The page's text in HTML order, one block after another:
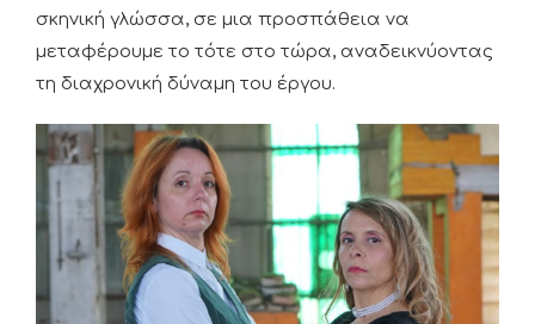
σκηνική γλώσσα, σε μια προσπάθεια να
μεταφέρουμε το τότε στο τώρα, αναδεικνύοντας
τη διαχρονική δύναμη του έργου.